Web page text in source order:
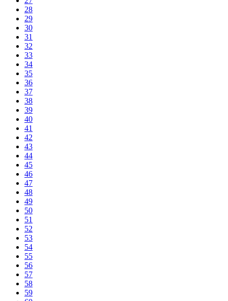
28
29
30
31
32
33
34
35
36
37
38
39
40
41
42
43
44
45
46
47
48
49
50
51
52
53
54
55
56
57
58
59